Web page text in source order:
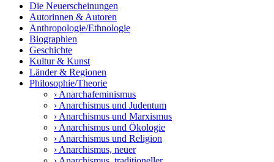
Die Neuerscheinungen
Autorinnen & Autoren
Anthropologie/Ethnologie
Biographien
Geschichte
Kultur & Kunst
Länder & Regionen
Philosophie/Theorie
› Anarchafeminismus
› Anarchismus und Judentum
› Anarchismus und Marxismus
› Anarchismus und Ökologie
› Anarchismus und Religion
› Anarchismus, neuer